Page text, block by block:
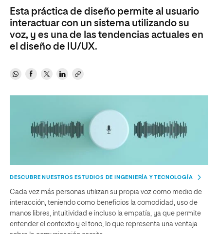
Esta práctica de diseño permite al usuario
interactuar con un sistema utilizando su
voz, y es una de las tendencias actuales en
el diseño de IU/UX.
DESCUBRE NUESTROS ESTUDIOS DE INGENIERÍA Y TECNOLOGÍA
Cada vez más personas utilizan su propia voz como medio de
interacción, teniendo como beneficios la comodidad, uso de
manos libres, intuitividad e incluso la empatía, ya que permite
entender el contexto y el tono, lo que representa una ventaja